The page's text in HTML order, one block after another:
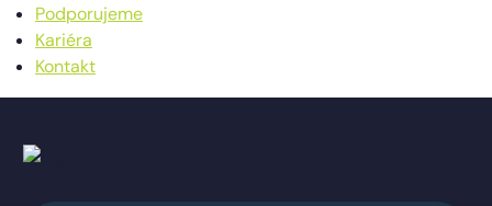
Podporujeme
Kariéra
Kontakt